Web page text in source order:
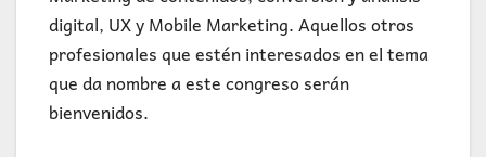
digital, UX y Mobile Marketing. Aquellos otros
profesionales que estén interesados en el tema
que da nombre a este congreso serán
bienvenidos.